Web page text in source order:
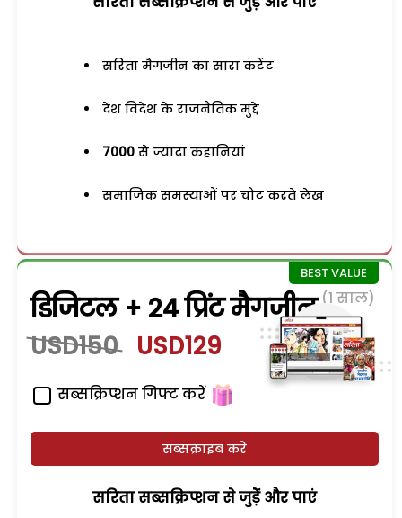
सरिता मैगजीन का सारा कंटेंट
देश विदेश के राजनैतिक मुद्दे
7000 से ज्यादा कहानियां
समाजिक समस्याओं पर चोट करते लेख
डिजिटल + 24 प्रिंट मैगजीन (1 साल)
USD150 USD129
सब्सक्रिप्शन गिफ्ट करें
सब्सक्राइब करें
सरिता सब्सक्रिप्शन से जुड़ेें और पाएं